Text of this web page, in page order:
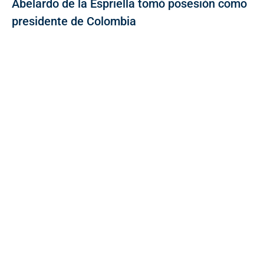
Abelardo de la Espriella tomó posesión como
presidente de Colombia